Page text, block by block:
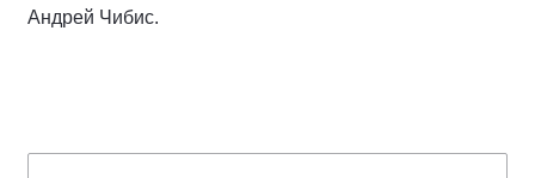
Андрей Чибис.